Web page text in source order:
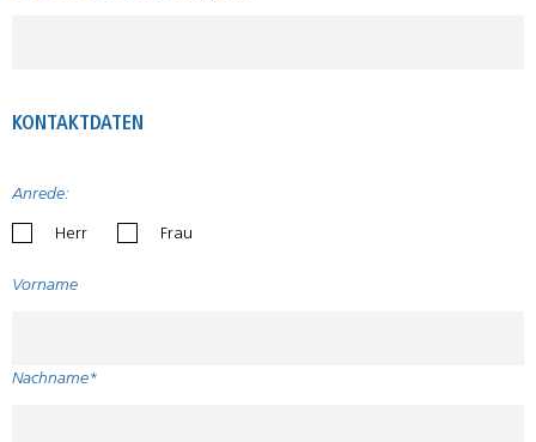
KONTAKTDATEN
Anrede:
Herr Frau
Vorname
Nachname*